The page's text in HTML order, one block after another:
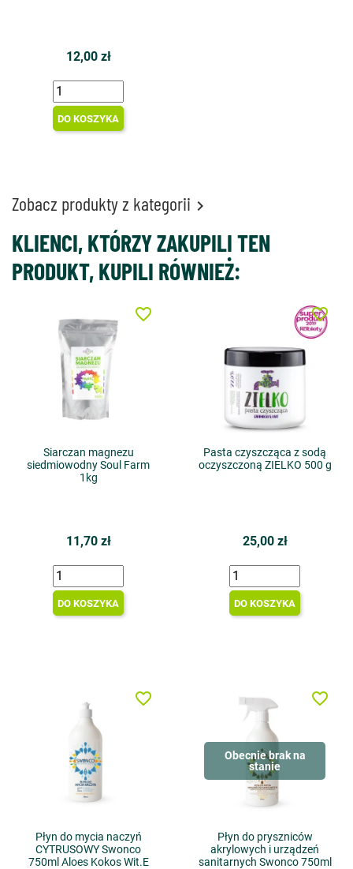
12,00 zł
DO KOSZYKA
Zobacz produkty z kategorii 
KLIENCI, KTÓRZY ZAKUPILI TEN
PRODUKT, KUPILI RÓWNIEŻ:
Siarczan magnezu
siedmiowodny Soul Farm
1kg
11,70 zł
DO KOSZYKA
favorite_border
Pasta czyszcząca z sodą
oczyszczoną ZIELKO 500 g
25,00 zł
DO KOSZYKA
favorite_border
Płyn do mycia naczyń
CYTRUSOWY Swonco
750ml Aloes Kokos Wit.E
favorite_border
Obecnie brak na
stanie
Płyn do pryszniców
akrylowych i urządzeń
sanitarnych Swonco 750ml
favorite_border